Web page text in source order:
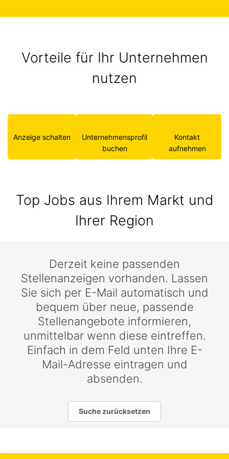
Vorteile für Ihr Unternehmen
nutzen
Anzeige schalten
Unternehmensprofil
buchen
Kontakt
aufnehmen
Top Jobs aus Ihrem Markt und
Ihrer Region
Derzeit keine passenden
Stellenanzeigen vorhanden. Lassen
Sie sich per E-Mail automatisch und
bequem über neue, passende
Stellenangebote informieren,
unmittelbar wenn diese eintreffen.
Einfach in dem Feld unten Ihre E-
Mail-Adresse eintragen und
absenden.
Suche zurücksetzen